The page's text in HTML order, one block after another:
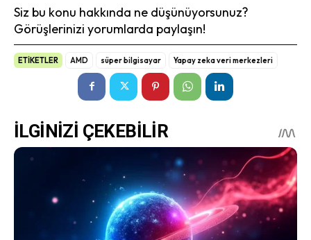
Siz bu konu hakkında ne düşünüyorsunuz?
Görüşlerinizi yorumlarda paylaşın!
ETİKETLER AMD süper bilgisayar Yapay zeka veri merkezleri